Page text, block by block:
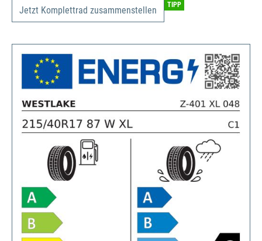
Jetzt Komplettrad zusammenstellen TIPP